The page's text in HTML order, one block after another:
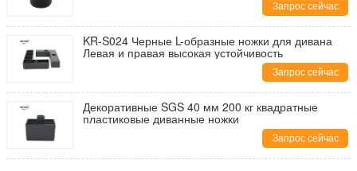
Запрос сейчас
KR-S024 Черные L-образные ножки для дивана
Левая и правая высокая устойчивость
Запрос сейчас
Декоративные SGS 40 мм 200 кг квадратные
пластиковые диванные ножки
Запрос сейчас